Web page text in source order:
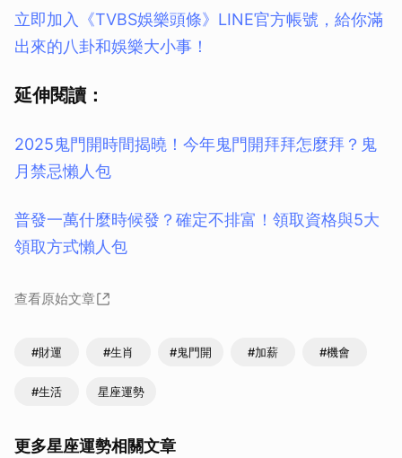
立即加入《TVBS娛樂頭條》LINE官方帳號，給你滿
出來的八卦和娛樂大小事！
延伸閱讀：
2025鬼門開時間揭曉！今年鬼門開拜拜怎麼拜？鬼
月禁忌懶人包
普發一萬什麼時候發？確定不排富！領取資格與5大
領取方式懶人包
查看原始文章
#財運 #生肖 #鬼門開 #加薪 #機會
#生活 星座運勢
更多星座運勢相關文章